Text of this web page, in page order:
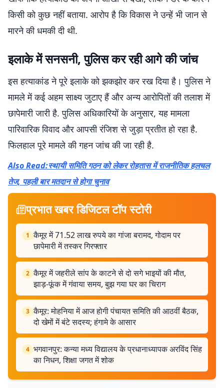
किसी को कुछ नहीं बताया. आरोप है कि विकास ने उन्हें भी जान से
मारने की धमकी दी थी.
इलाके में सनसनी, पुलिस कर रही आगे की जांच
इस हत्याकांड ने पूरे इलाके को झकझोर कर रख दिया है। पुलिस ने
मामले में कई अहम साक्ष्य जुटाए हैं और अन्य आरोपितों की तलाश में
छापेमारी जारी है. पुलिस अधिकारियों के अनुसार, यह मामला
पारिवारिक विवाद और आपसी रंजिश से जुड़ा प्रतीत हो रहा है.
फिलहाल पूरे मामले की गहन जांच की जा रही है.
Also Read:स्थायी समिति गठन को लेकर रोहतास में राजनीतिक हलचल
तेज, पहली बार मतदान से होगा चुनाव
प्रभात खबर डिजिटल टॉप स्टोरी
1 कैमूर में 71.52 लाख रुपये का गांजा बरामद, गोदाम पर
छापेमारी में तस्कर गिरफ्तार
2 कैमूर में जहरीले सांप के काटने से दो सगे भाइयों की मौत,
झाड़-फूंक में गंवाया समय, बुझ गया घर का चिराग
3 कैमूर: मोहनिया में आज होगी पंचायत समिति की आठवीं बैठक,
दो खेमों में बंटे सदस्य; हंगामे के आसार
4 भगवानपुर: कन्या मध्य विद्यालय के प्रधानाध्यापक अरविंद सिंह
का निधन, शिक्षा जगत में शोक